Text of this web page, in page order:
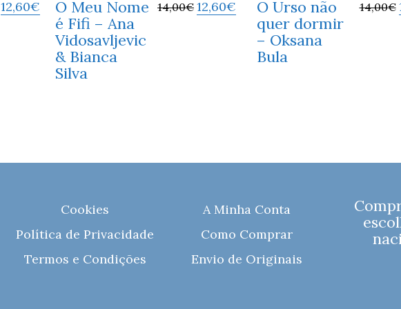
12,60€
O Meu Nome
é Fifi – Ana
Vidosavljevic
& Bianca
Silva
14,00€ 12,60€
O Urso não
quer dormir
– Oksana
Bula
14,00€
Cookies
Política de Privacidade
Termos e Condições
A Minha Conta
Como Comprar
Envio de Originais